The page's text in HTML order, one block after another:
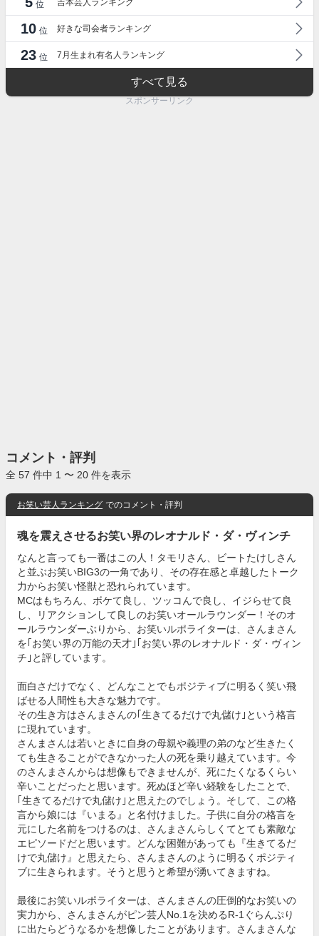
位 吉本芸人ランキング
10 位 好きな司会者ランキング
23 位 7月生まれ有名人ランキング
すべて見る
スポンサーリンク
コメント・評判
全 57 件中 1 〜 20 件を表示
お笑い芸人ランキング でのコメント・評判
魂を震えさせるお笑い界のレオナルド・ダ・ヴィンチ
なんと言っても一番はこの人！タモリさん、ビートたけしさん
と並ぶお笑いBIG3の一角であり、その存在感と卓越したトーク
力からお笑い怪獣と恐れられています。
MCはもちろん、ボケて良し、ツッコんで良し、イジらせて良
し、リアクションして良しのお笑いオールラウンダー！そのオ
ールラウンダーぶりから、お笑いルポライターは、さんまさん
を｢お笑い界の万能の天才｣｢お笑い界のレオナルド・ダ・ヴィン
チ｣と評しています。
面白さだけでなく、どんなことでもポジティブに明るく笑い飛
ばせる人間性も大きな魅力です。
その生き方はさんまさんの｢生きてるだけで丸儲け｣という格言
に現れています。
さんまさんは若いときに自身の母親や義理の弟のなど生きたく
ても生きることができなかった人の死を乗り越えています。今
のさんまさんからは想像もできませんが、死にたくなるくらい
辛いことだったと思います。死ぬほど辛い経験をしたことで、
｢生きてるだけで丸儲け｣と思えたのでしょう。そして、この格
言から娘には『いまる』と名付けました。子供に自分の格言を
元にした名前をつけるのは、さんまさんらしくてとても素敵な
エピソードだと思います。どんな困難があっても『生きてるだ
けで丸儲け』と思えたら、さんまさんのように明るくポジティ
ブに生きられます。そうと思うと希望が湧いてきますね。
最後にお笑いルポライターは、さんまさんの圧倒的なお笑いの
実力から、さんまさんがピン芸人No.1を決めるR-1ぐらんぷり
に出たらどうなるかを想像したことがあります。さんまさんな